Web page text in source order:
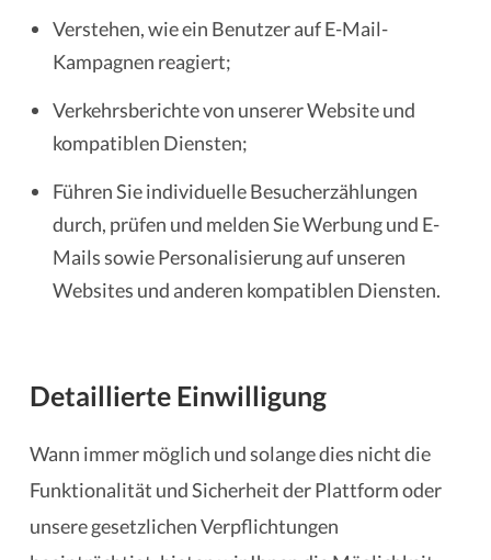
Verstehen, wie ein Benutzer auf E-Mail-
Kampagnen reagiert;
Verkehrsberichte von unserer Website und
kompatiblen Diensten;
Führen Sie individuelle Besucherzählungen
durch, prüfen und melden Sie Werbung und E-
Mails sowie Personalisierung auf unseren
Websites und anderen kompatiblen Diensten.
Detaillierte Einwilligung
Wann immer möglich und solange dies nicht die
Funktionalität und Sicherheit der Plattform oder
unsere gesetzlichen Verpflichtungen